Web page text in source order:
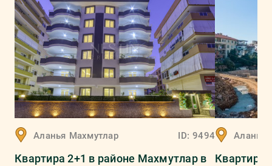
Аланья Махмутлар ID: 9494
Квартира 2+1 в районе Махмутлар в
Аланья
Квартира